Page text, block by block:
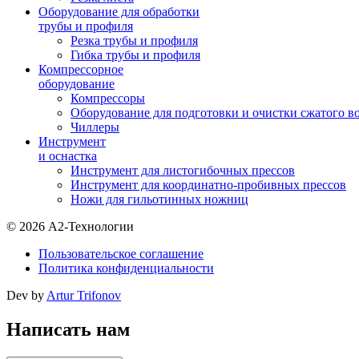
Оборудование для обработки
трубы и профиля
Резка трубы и профиля
Гибка трубы и профиля
Компрессорное
оборудование
Компрессоры
Оборудование для подготовки и очистки сжатого
Чиллеры
Инструмент
и оснастка
Инструмент для листогибочных прессов
Инструмент для координатно-пробивных прессов
Ножи для гильотинных ножниц
© 2026 А2-Технологии
Пользовательское соглашение
Политика конфиденциальности
Dev by Artur Trifonov
Написать нам